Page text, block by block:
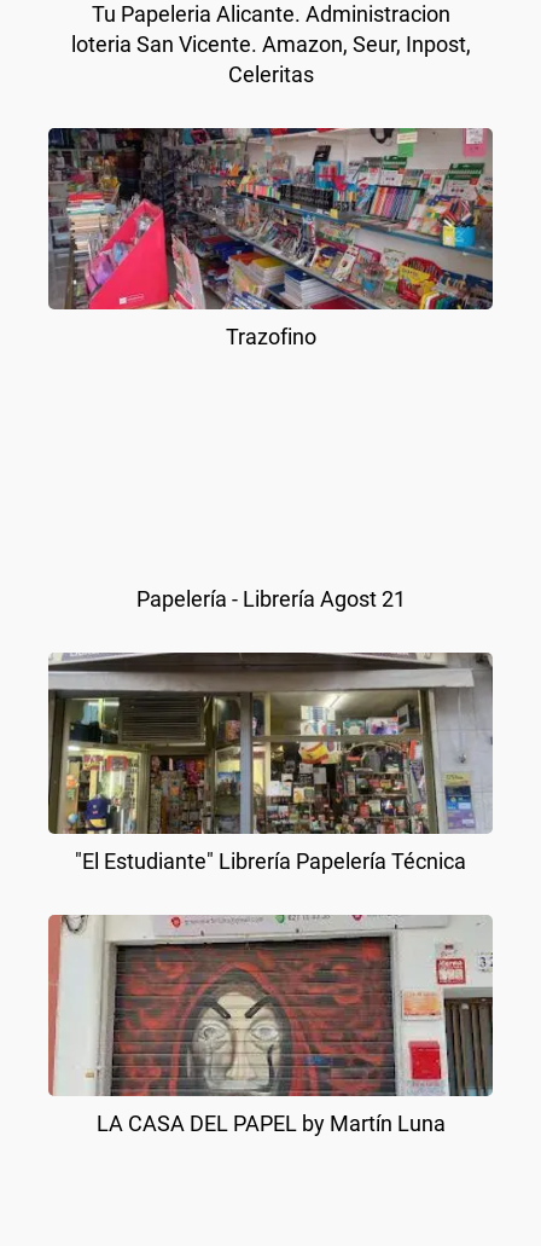
Tu Papeleria Alicante. Administracion
loteria San Vicente. Amazon, Seur, Inpost,
Celeritas
Trazofino
Papelería - Librería Agost 21
"El Estudiante" Librería Papelería Técnica
LA CASA DEL PAPEL by Martín Luna